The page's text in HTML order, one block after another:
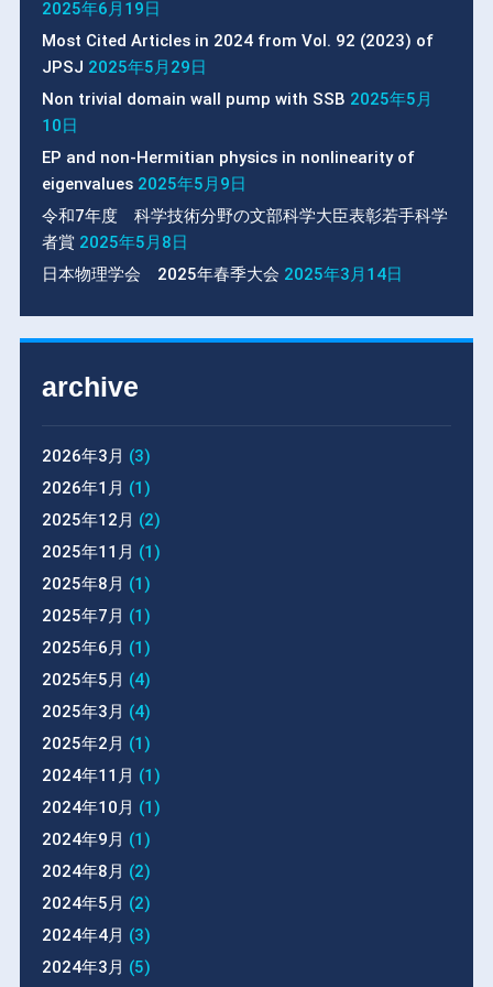
2025年6月19日
Most Cited Articles in 2024 from Vol. 92 (2023) of
JPSJ 2025年5月29日
Non trivial domain wall pump with SSB 2025年5月
10日
EP and non-Hermitian physics in nonlinearity of
eigenvalues 2025年5月9日
令和7年度 科学技術分野の文部科学大臣表彰若手科学
者賞 2025年5月8日
日本物理学会 2025年春季大会 2025年3月14日
archive
2026年3月 (3)
2026年1月 (1)
2025年12月 (2)
2025年11月 (1)
2025年8月 (1)
2025年7月 (1)
2025年6月 (1)
2025年5月 (4)
2025年3月 (4)
2025年2月 (1)
2024年11月 (1)
2024年10月 (1)
2024年9月 (1)
2024年8月 (2)
2024年5月 (2)
2024年4月 (3)
2024年3月 (5)